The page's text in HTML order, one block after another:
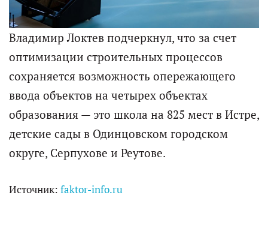
Владимир Локтев подчеркнул, что за счет
оптимизации строительных процессов
сохраняется возможность опережающего
ввода объектов на четырех объектах
образования — это школа на 825 мест в Истре,
детские сады в Одинцовском городском
округе, Серпухове и Реутове.
Источник: faktor-info.ru